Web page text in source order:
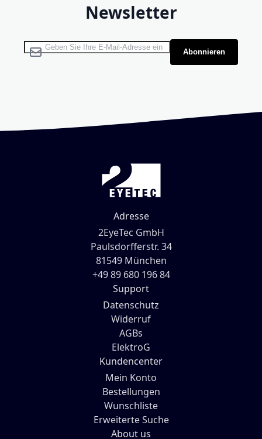
Newsletter
Melden Sie sich für unseren Newsletter an:
Abonnieren
Adresse
2EyeTec GmbH
Paulsdorfferstr. 34
81549 München
+49 89 680 196 84
Support
Datenschutz
Widerruf
AGBs
ElektroG
Kundencenter
Mein Konto
Bestellungen
Wunschliste
Erweiterte Suche
About us